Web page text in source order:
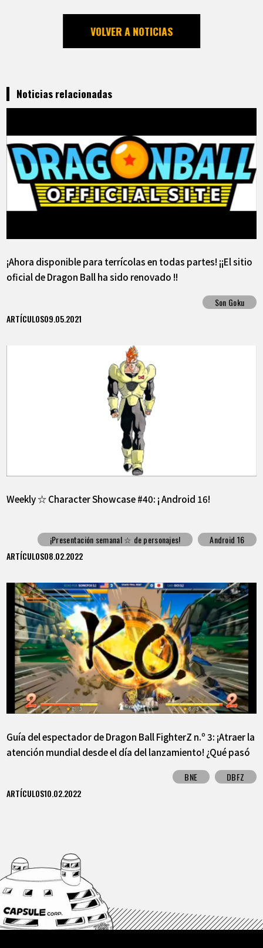
VOLVER A NOTICIAS
Noticias relacionadas
¡Ahora disponible para terrícolas en todas partes! ¡¡El sitio
oficial de Dragon Ball ha sido renovado !!
Son Goku
ARTÍCULOS09.05.2021
Weekly ☆ Character Showcase #40: ¡ Android 16!
¡Presentación semanal ☆ de personajes!
Android 16
ARTÍCULOS08.02.2022
Guía del espectador de Dragon Ball FighterZ n.º 3: ¡Atraer la
atención mundial desde el día del lanzamiento! ¿Qué pasó
BNE
DBFZ
ARTÍCULOS10.02.2022